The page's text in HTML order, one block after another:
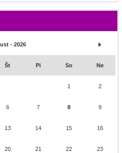
- 2026
Št Pi So Ne
1 2
6 7 8 9
13 14 15 16
20 21 22 23